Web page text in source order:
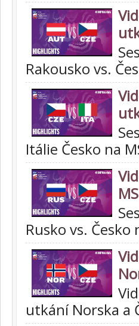
Rakousko vs.
Itálie Česko na
Rusko vs.
utkání Norska a